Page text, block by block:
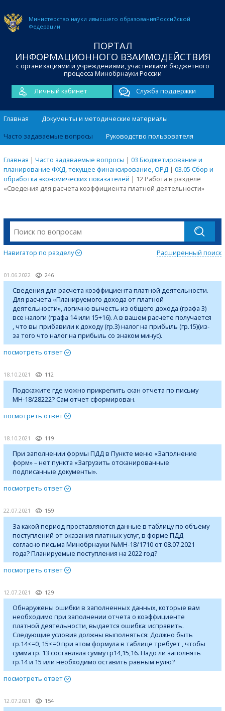
Министерство науки ивысшего образованияРоссийской
Федерации
ПОРТАЛ
ИНФОРМАЦИОННОГО ВЗАИМОДЕЙСТВИЯ
с организациями и учреждениями, участниками бюджетного
процесса Минобрнауки России
Личный кабинет
Служба поддержки
Главная
Документы и методические материалы
Часто задаваемые вопросы
Руководство пользователя
Главная | Часто задаваемые вопросы | 03 Бюджетирование и
планирование ФХД, текущее финансирование, ОРД | 03.05 Сбор и
обработка экономических показателей | 12 Работа в разделе
«Сведения для расчета коэффициента платной деятельности»
Навигатор по разделу Расширенный поиск
01.06.2022 246
Сведения для расчета коэффициента платной деятельности.
Для расчета «Планируемого дохода от платной
деятельности», логично вычесть из общего дохода (графа 3)
все налоги (графа 14 или 15+16). А в вашем расчете получается
, что вы прибавили к доходу (гр.3) налог на прибыль (гр.15)(из-
за того что налог на прибыль со знаком минус).
посмотреть ответ
18.10.2021 112
Подскажите где можно прикрепить скан отчета по письму
МН-18/28222? Сам отчет сформирован.
посмотреть ответ
18.10.2021 119
При заполнении формы ПДД в Пункте меню «Заполнение
форм» – нет пункта «Загрузить отсканированные
подписанные документы».
посмотреть ответ
22.07.2021 159
За какой период проставляются данные в таблицу по объему
поступлений от оказания платных услуг, в форме ПДД
согласно письма Минобрнауки №МН-18/1710 от 08.07.2021
года? Планируемые поступления на 2022 год?
посмотреть ответ
12.07.2021 129
Обнаружены ошибки в заполненных данных, которые вам
необходимо при заполнении отчета о коэффициенте
платной деятельности, выдается ошибка: исправить.
Cледующие условия должны выполняться: Должно быть
гр.14<=0, 15<=0 при этом формула в таблице требует , чтобы
сумма гр. 13 составляла сумму гр14,15,16. Надо ли заполнять
гр.14 и 15 или необходимо оставить равным нулю?
посмотреть ответ
12.07.2021 154